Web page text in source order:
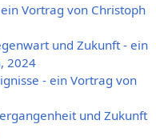
Vortrag von Christoph
und Zukunft - ein
2024
- ein Vortrag von
und Zukunft